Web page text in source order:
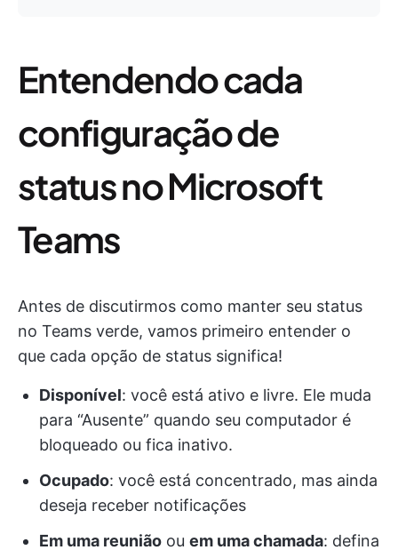
Entendendo cada
configuração de
status no Microsoft
Teams
Antes de discutirmos como manter seu status
no Teams verde, vamos primeiro entender o
que cada opção de status significa!
Disponível: você está ativo e livre. Ele muda
para “Ausente” quando seu computador é
bloqueado ou fica inativo.
Ocupado: você está concentrado, mas ainda
deseja receber notificações
Em uma reunião ou em uma chamada: defina